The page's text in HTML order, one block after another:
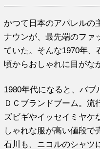
かつて日本のアパレルの
ナウンが、最先端のファ
ていた。そんな1970年
頃からおしゃれに目がな
1980年代になると、バ
ＤＣブランドブーム。流
ズビギやイッセイミヤケ
しゃれな服が高い値段で
石川も、ニコルのシャツ